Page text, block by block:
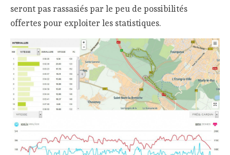
seront pas rassasiés par le peu de possibilités
offertes pour exploiter les statistiques.